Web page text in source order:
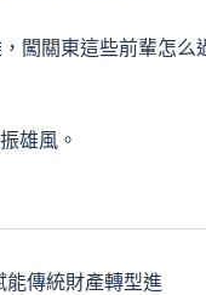
闖關東這些前輩怎么
雄風。
傳統財產轉型進